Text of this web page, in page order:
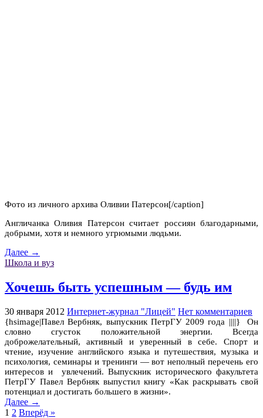
Фото из личного архива Оливии Патерсон[/caption]
Англичанка Оливия Патерсон считает россиян благодарными,
добрыми, хотя и немного угрюмыми людьми.
Далее →
Школа и вуз
Хочешь быть успешным — будь им
30 января 2012 Интернет-журнал "Лицей" Нет комментариев
{hsimage|Павел Вербняк, выпускник ПетрГУ 2009 года ||||} Он
словно сгусток положительной энергии. Всегда
доброжелательный, активный и уверенный в себе. Спорт и
чтение, изучение английского языка и путешествия, музыка и
психология, семинары и тренинги — вот неполный перечень его
интересов и
увлечений. Выпускник исторического факультета
ПетрГУ Павел Вербняк выпустил книгу «Как раскрывать свой
потенциал и достигать большего в жизни».
Далее →
1 2 Вперёд »